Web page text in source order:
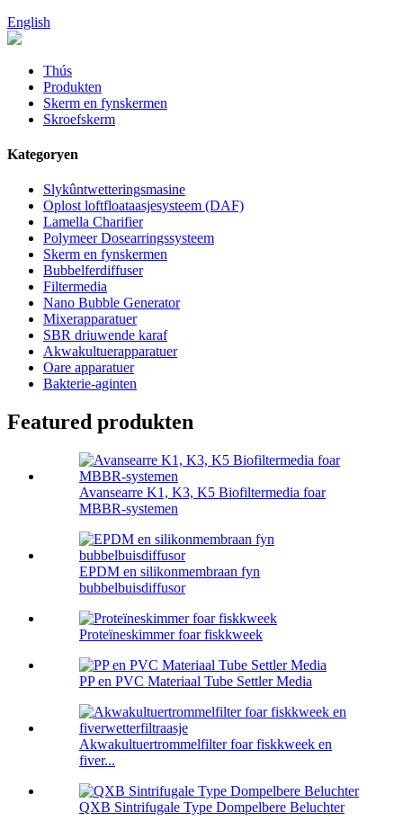
English
Thús
Produkten
Skerm en fynskermen
Skroefskerm
Kategoryen
Slykûntwetteringsmasine
Oplost loftfloataasjesysteem (DAF)
Lamella Charifier
Polymeer Dosearringssysteem
Skerm en fynskermen
Bubbelferdiffuser
Filtermedia
Nano Bubble Generator
Mixerapparatuer
SBR driuwende karaf
Akwakultuerapparatuer
Oare apparatuer
Bakterie-aginten
Featured produkten
Avansearre K1, K3, K5 Biofiltermedia foar
MBBR-systemen
EPDM en silikonmembraan fyn
bubbelbuisdiffusor
Proteïneskimmer foar fiskkweek
PP en PVC Materiaal Tube Settler Media
Akwakultuertrommelfilter foar fiskkweek en
fiver...
QXB Sintrifugale Type Dompelbere Beluchter